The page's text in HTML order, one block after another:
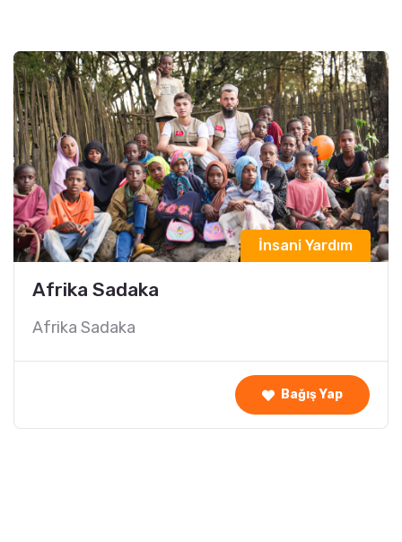
İnsani Yardım
Gazze Muhabbet Sofraları
Ümmet'in kanayan yarası Gazze'ye hep
birlikte kucak açıyoruz. Sıcak yemek